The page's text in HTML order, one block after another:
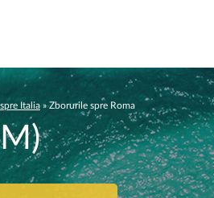
Italia»Zborurile spre Roma